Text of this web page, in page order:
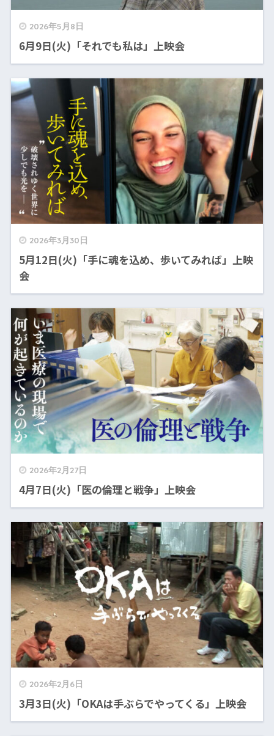
2026年5月8日
6月9日(火)「それでも私は」上映会
2026年3月30日
5月12日(火)「手に魂を込め、歩いてみれば」上映
会
2026年2月27日
4月7日(火)「医の倫理と戦争」上映会
2026年2月6日
3月3日(火)「OKAは手ぶらでやってくる」上映会